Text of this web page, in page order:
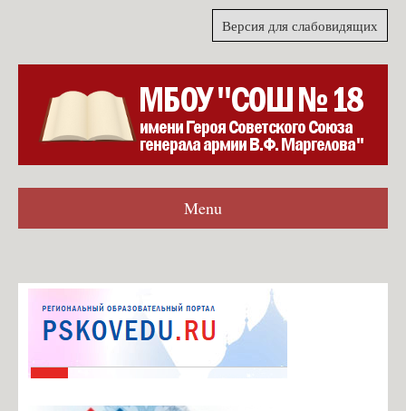
Версия для слабовидящих
Menu
Гостевая книга
Согласие на обработку персональных данных для формы
обратной связи